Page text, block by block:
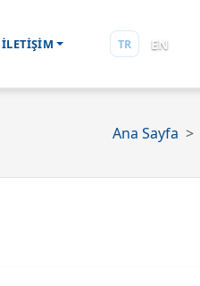
İLETİŞİM TR EN
Ana Sayfa